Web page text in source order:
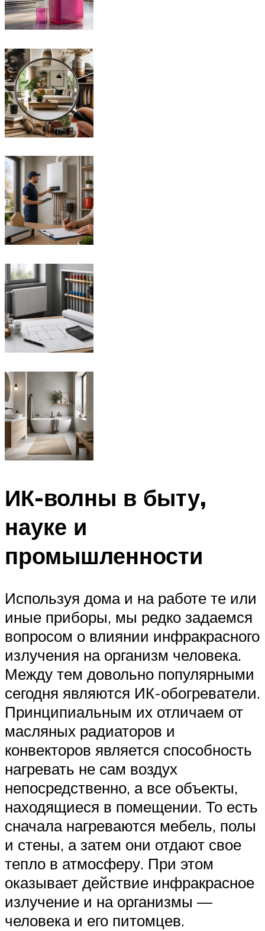
ИК-волны в быту,
науке и
промышленности
Используя дома и на работе те или
иные приборы, мы редко задаемся
вопросом о влиянии инфракрасного
излучения на организм человека.
Между тем довольно популярными
сегодня являются ИК-обогреватели.
Принципиальным их отличаем от
масляных радиаторов и
конвекторов является способность
нагревать не сам воздух
непосредственно, а все объекты,
находящиеся в помещении. То есть
сначала нагреваются мебель, полы
и стены, а затем они отдают свое
тепло в атмосферу. При этом
оказывает действие инфракрасное
излучение и на организмы —
человека и его питомцев.